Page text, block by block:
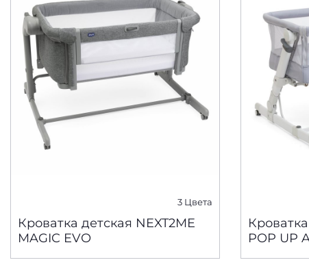
3 Цвета
Кроватка детская NEXT2ME
MAGIC EVO
POP UP